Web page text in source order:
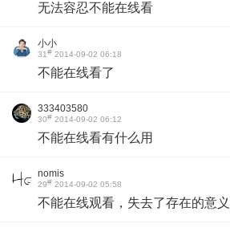
无法容忍不能在线看
小小
31# 2014-09-02 06:18
不能在线看了
333403580
30# 2014-09-02 06:12
不能在线看有什么用
nomis
29# 2014-09-02 05:58
不能在线观看，失去了存在的意义